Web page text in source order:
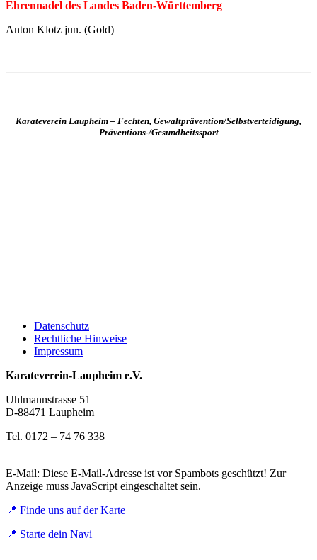
Ehrennadel des Landes Baden-Württemberg
Anton Klotz jun. (Gold)
Karateverein Laupheim – Fechten, Gewaltprävention/Selbstverteidigung,
Präventions-/Gesundheitssport
Datenschutz
Rechtliche Hinweise
Impressum
Karateverein-Laupheim e.V.
Uhlmannstrasse 51
D-88471 Laupheim
Tel. 0172 – 74 76 338
E-Mail: Diese E-Mail-Adresse ist vor Spambots geschützt! Zur
Anzeige muss JavaScript eingeschaltet sein.
📍 Finde uns auf der Karte
📍 Starte dein Navi